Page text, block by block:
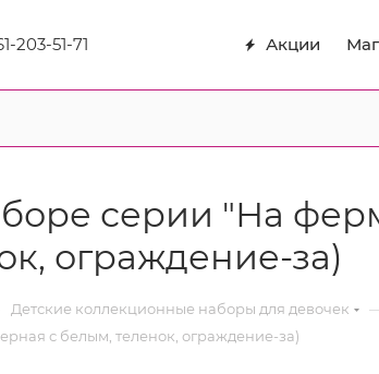
203-51-71 Акции
серии "На
ограждение-за)
Детские коллекционные наборы для девочек
с белым, теленок, ограждение-за)